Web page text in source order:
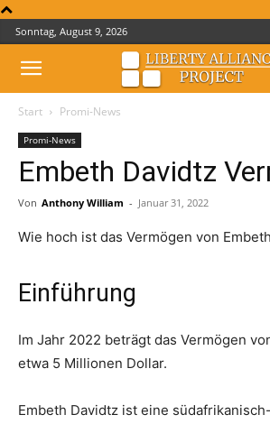
Sonntag, August 9, 2026
Start Promi-News
Promi-News
Embeth Davidtz
Von Anthony William - Januar 31, 2022
Wie hoch ist das Vermögen von
Einführung
Im Jahr 2022 beträgt das Vermögen
etwa 5 Millionen Dollar.
Embeth Davidtz ist eine